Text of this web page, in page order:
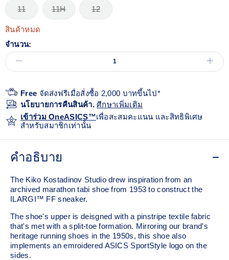
11 11H 12
สินค้าหมด
จำนวน:
Free จัดส่งฟรีเมื่อสั่งซื้อ 2,000 บาทขึ้นไป*
นโยบายการคืนสินค้า.ศีกษาเพิ่มเติม
เข้าร่วม OneASICS™เพื่อสะสมคะแนน และสิทธิพิเศษ
สำหรับสมาชิกเท่านั้น
คำอธิบาย
The Kiko Kostadinov Studio drew inspiration from an
archived marathon tabi shoe from 1953 to construct the
ILARGI™ FF sneaker.
The shoe's upper is deisgned with a pinstripe textile fabric
that's met with a split-toe formation. Mirroring our brand's
heritage running shoes in the 1950s, this shoe also
implements an emroidered ASICS SportStyle logo on the
sides.